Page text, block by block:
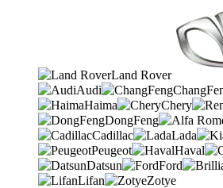
Land Rover
Audi
Haima
Chery
DongFeng
Cadillac
Lada
Peugeot
Haval
Datsun
Ford
Lifan
Zotye